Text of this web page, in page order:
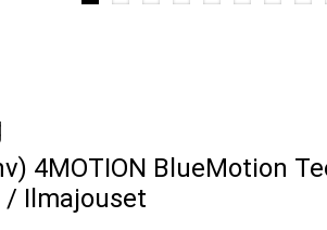
4MOTION BlueMotion
/ Ilmajouset